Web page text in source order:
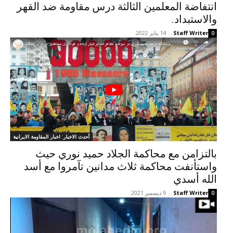
انتفاضة المعلمين الثالثة درس مقاومة ضد القهر
والاستبداد.
Staff Writer
- 14 يناير 2022 0
أحدث الاخبار: اخبار المقاومة الايرانية
بالتزامن مع محاكمة الجلاد حميد نوري حیث
واستأنفت محاكمة ثلاث مدانين تآمروا مع أسد
الله أسدي
Staff Writer
- 9 ديسمبر 2021 0